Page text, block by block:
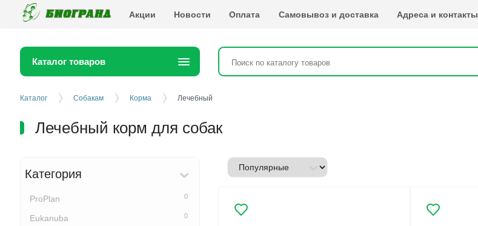
Акции Новости Оплата Самовывоз и доставка Адреса и контакты
Каталог товаров
Каталог Собакам Корма Лечебный
Лечебный корм для собак
Категория
ProPlan 0
Eukanuba 0